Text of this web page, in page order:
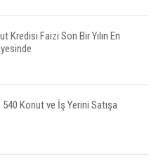
Kredisi Faizi Son Bir Yılın En
Konut ve İş Yerini Satışa